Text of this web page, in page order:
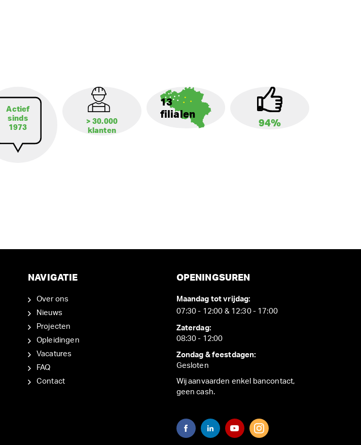
Actief
sinds
1973
> 30.000
klanten
13
filialen
94%
NAVIGATIE
Over ons
Nieuws
Projecten
Opleidingen
Vacatures
FAQ
Contact
OPENINGSUREN
Maandag tot vrijdag:
07:30 - 12:00 & 12:30 - 17:00
Zaterdag:
08:30 - 12:00
Zondag & feestdagen:
Gesloten
Wij aanvaarden enkel bancontact,
geen cash.